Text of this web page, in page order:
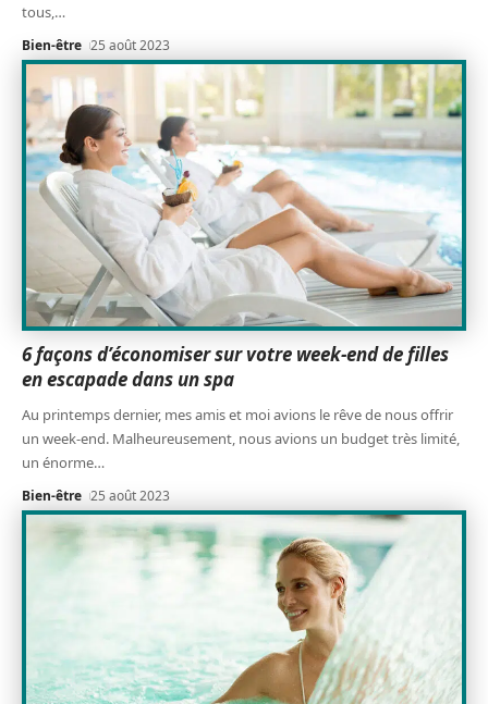
tous,…
Bien-être 25 août 2023
6 façons d’économiser sur votre week-end de filles
en escapade dans un spa
Au printemps dernier, mes amis et moi avions le rêve de nous offrir
un week-end. Malheureusement, nous avions un budget très limité,
un énorme…
Bien-être 25 août 2023